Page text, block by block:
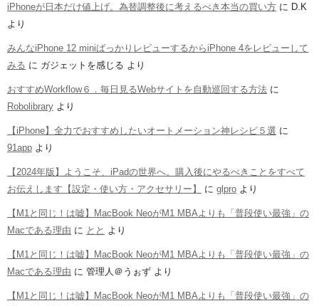
iPhoneが日本だけ値上げ。為替調整後に考えるべき本当の買い方 に D.K
より
みんなiPhone 12 miniばっかりレビューするからiPhone 4をレビューして
みる に ガジェットを感じる より
おすすめWorkflow６．毎日見るWebサイトを自動巡回する方法 に
Robolibrary より
【iPhone】全力でおすすめしたいオートメーション神レシピ５選 に
91app より
【2024年版】ようこそ、iPadの世界へ。購入後にやるべきことをすべて
お伝えします【設定・使い方・アクセサリー】
に glpro より
【M1と同じ！は嘘】MacBook NeoがM1 MBAよりも「普段使い最強」の
Macである理由 に とと より
【M1と同じ！は嘘】MacBook NeoがM1 MBAよりも「普段使い最強」の
Macである理由 に 管理人＠うぉず より
【M1と同じ！は嘘】MacBook NeoがM1 MBAよりも「普段使い最強」の